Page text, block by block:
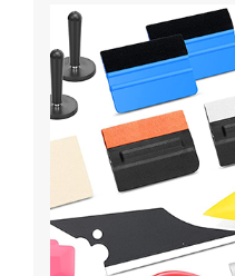
formes) grâce à
repositionnables
changer de look,
pas laisser de
film. Pour les poser
indispensables
matériel wrapping
tout doux et nous
rouleaux d’adhésif.